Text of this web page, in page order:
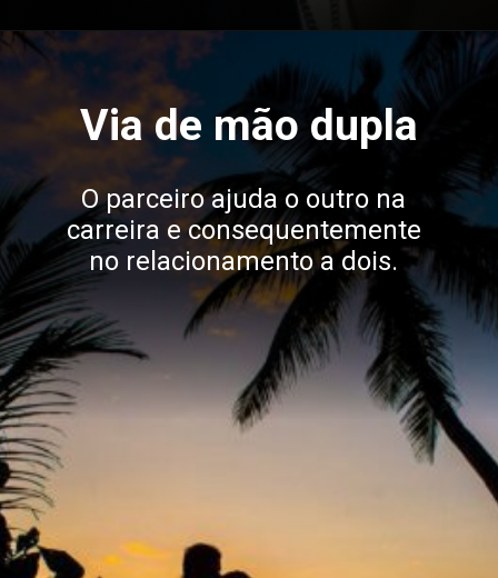
O parceiro ajuda o outro na
carreira e consequentemente
no relacionamento a dois.
Via de mão dupla